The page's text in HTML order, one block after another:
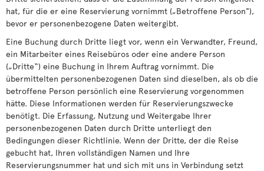
hat, für die er eine Reservierung vornimmt („Betroffene Person"),
bevor er personenbezogene Daten weitergibt.
Eine Buchung durch Dritte liegt vor, wenn ein Verwandter, Freund,
ein Mitarbeiter eines Reisebüros oder eine andere Person
(„Dritte“) eine Buchung in Ihrem Auftrag vornimmt. Die
übermittelten personenbezogenen Daten sind dieselben, als ob die
betroffene Person persönlich eine Reservierung vorgenommen
hätte. Diese Informationen werden für Reservierungszwecke
benötigt. Die Erfassung, Nutzung und Weitergabe Ihrer
personenbezogenen Daten durch Dritte unterliegt den
Bedingungen dieser Richtlinie. Wenn der Dritte, der die Reise
gebucht hat, Ihren vollständigen Namen und Ihre
Reservierungsnummer hat und sich mit uns in Verbindung setzt